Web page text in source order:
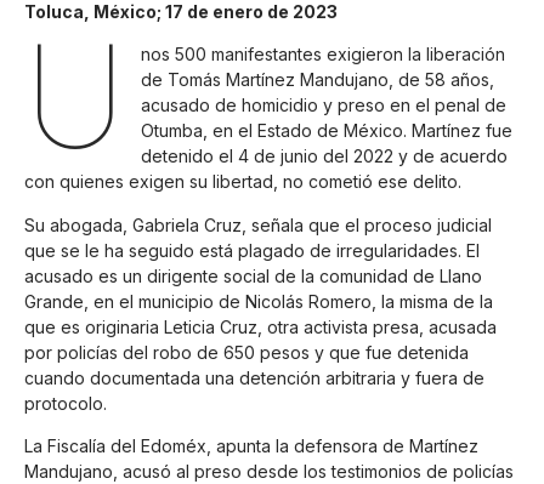
Toluca, México; 17 de enero de 2023
U
nos 500 manifestantes exigieron la liberación
de Tomás Martínez Mandujano, de 58 años,
acusado de homicidio y preso en el penal de
Otumba, en el Estado de México. Martínez fue
detenido el 4 de junio del 2022 y de acuerdo
con quienes exigen su libertad, no cometió ese delito.
Su abogada, Gabriela Cruz, señala que el proceso judicial
que se le ha seguido está plagado de irregularidades. El
acusado es un dirigente social de la comunidad de Llano
Grande, en el municipio de Nicolás Romero, la misma de la
que es originaria Leticia Cruz, otra activista presa, acusada
por policías del robo de 650 pesos y que fue detenida
cuando documentada una detención arbitraria y fuera de
protocolo.
La Fiscalía del Edoméx, apunta la defensora de Martínez
Mandujano, acusó al preso desde los testimonios de policías